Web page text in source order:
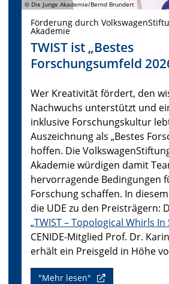
© Die Junge Akademie/Bernd Brundert
Förderung durch
Akademie
TWIST ist „Bestes
Forschungsumfeld
Wer Kreativität fördert, den
Nachwuchs unterstützt und
inklusive Forschungskultur
Auszeichnung als „Bestes
hoffen. Die
Akademie würdigen damit
hervorragende Bedingungen
Forschung schaffen. In
die UDE zu den Preisträgern:
„TWIST – Topological Whirls
CENIDE-Mitglied Prof. Dr.
erhält ein Preisgeld in Höhe
"Mehr lesen"